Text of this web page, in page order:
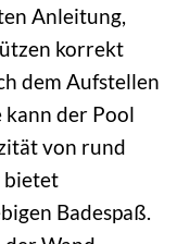
Anleitung,
korrekt
dem Aufstellen
der Pool
von rund
bietet
Badespaß.